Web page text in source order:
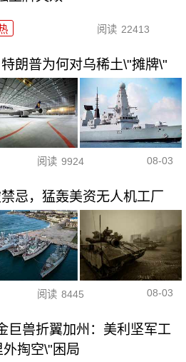
阅读 22413
朗普为何对乌稀土\"摊牌\"
阅读 9924 08-03
忌，猛轰美资无人机工厂
阅读 8445 08-03
巨兽折翼加州：美利坚军工
外掏空\"困局